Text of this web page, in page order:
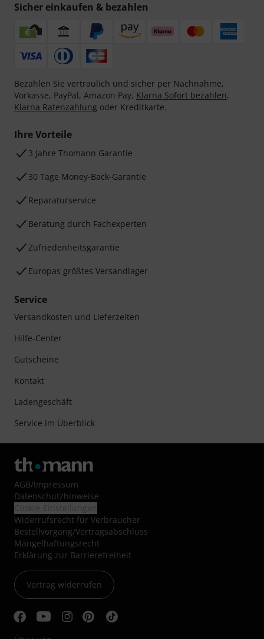
Sicher einkaufen & bezahlen
Bezahlen Sie vertraulich und sicher per Nachnahme,
Vorkasse, PayPal, Amazon Pay, Klarna Sofort bezahlen,
Klarna Ratenzahlung oder Kreditkarte.
Ihre Vorteile
3 Jahre Thomann Garantie
30 Tage Money-Back-Garantie
Reparaturservice
Beratung durch Fachexperten
Zufriedenheitsgarantie
Europas größtes Versandlager
Service
Versandkosten und Lieferzeiten
Hilfe-Center
Gutscheine
Kontakt
Ladengeschäft
Service im Überblick
AGB/Impressum
Datenschutzhinweise
Widerrufsrecht für Verbraucher
Bestellvorgang/Vertragsabschluss
Mängelhaftungsrecht
Erklärung zur Barrierefreiheit
Vertrag widerrufen